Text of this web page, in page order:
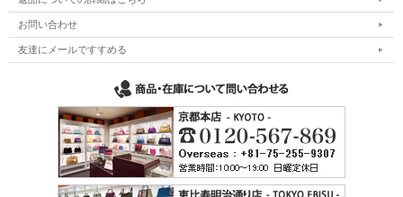
お問い合わせ
友達にメールですすめる